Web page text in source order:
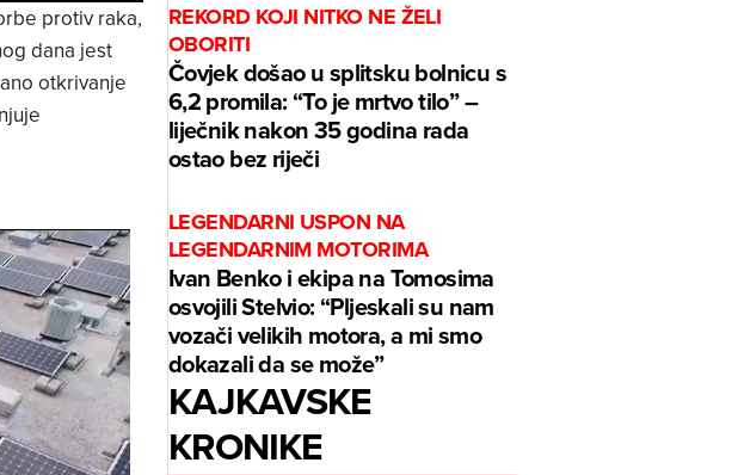
protiv raka,
dana jest
otkrivanje
REKORD KOJI NITKO NE ŽELI
OBORITI
Čovjek došao u splitsku bolnicu s
6,2 promila: “To je mrtvo tilo” –
liječnik nakon 35 godina rada
ostao bez riječi
LEGENDARNI USPON NA
LEGENDARNIM MOTORIMA
Ivan Benko i ekipa na Tomosima
osvojili Stelvio: “Pljeskali su nam
vozači velikih motora, a mi smo
dokazali da se može”
KAJKAVSKE
KRONIKE